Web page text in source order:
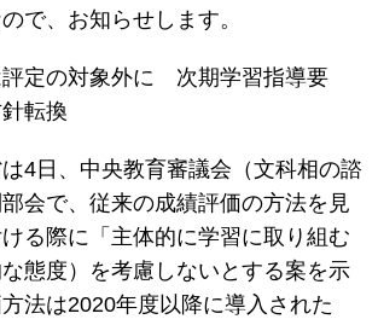
で、お知らせします。
評定の対象外に 次期学習指導要
転換
日、中央教育審議会（文科相の諮
会で、従来の成績評価の方法を見
る際に「主体的に学習に取り組む
態度）を考慮しないとする案を示
法は2020年度以降に導入された